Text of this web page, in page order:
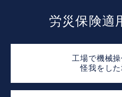
労災保険適
工場で機械
怪我をし